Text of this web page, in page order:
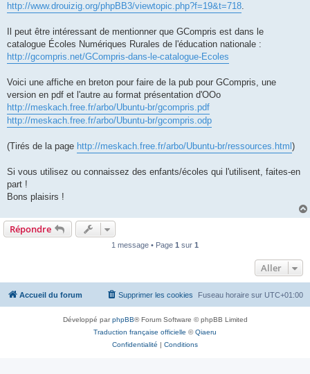
http://www.drouizig.org/phpBB3/viewtopic.php?f=19&t=718.
Il peut être intéressant de mentionner que GCompris est dans le
catalogue Écoles Numériques Rurales de l'éducation nationale :
http://gcompris.net/GCompris-dans-le-catalogue-Ecoles
Voici une affiche en breton pour faire de la pub pour GCompris, une
version en pdf et l'autre au format présentation d'OOo
http://meskach.free.fr/arbo/Ubuntu-br/gcompris.pdf
http://meskach.free.fr/arbo/Ubuntu-br/gcompris.odp
(Tirés de la page http://meskach.free.fr/arbo/Ubuntu-br/ressources.html )
Si vous utilisez ou connaissez des enfants/écoles qui l'utilisent, faites-en
part !
Bons plaisirs !
Répondre
1 message • Page 1 sur 1
Aller
Accueil du forum Fuseau horaire sur UTC+01:00
Supprimer les cookies
Développé parphpBB® Forum Software © phpBB Limited
Traduction française officielle ©Qiaeru
Confidentialité | Conditions